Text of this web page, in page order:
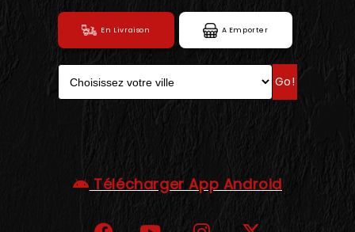
En Livraison A Emporter
Go!
Télécharger App Android